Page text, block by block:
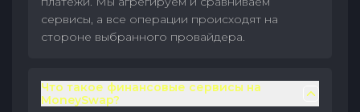
сервисы, а все операции происходят на
стороне выбранного провайдера.
Что такое финансовые сервисы на
MoneySwap?